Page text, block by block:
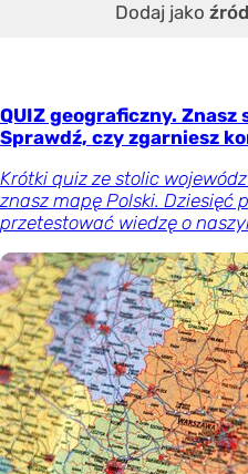
Dodaj jako
QUIZ geograficzny.
Sprawdź, czy zgarniesz
Krótki quiz ze stolic
znasz mapę Polski. Dziesięć
przetestować wiedzę o